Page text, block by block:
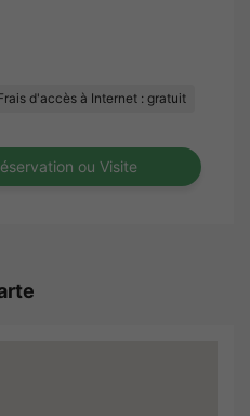
d'accès à Internet : gratuit
ou Visite